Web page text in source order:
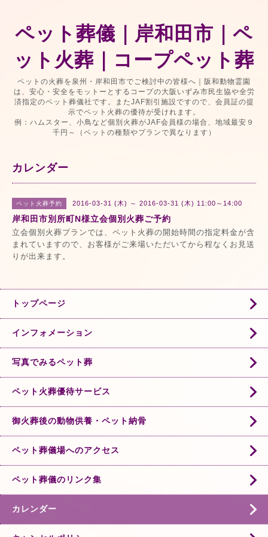
ペット葬儀｜岸和田市｜ペ
ット火葬｜コープペット葬
ペットの火葬を泉州・岸和田市でご検討中の皆様へ｜阪和動物霊園
は、安心・安全をモットーとするコープの大阪いずみ市民生協や全労
済指定のペット葬儀社です。またJAF割引施設ですので、会員証の提
示でペット火葬の優待が受けれます。
例：ハムスター、小鳥など個別火葬がJAF会員様の場合、地域最安９
千円～（ペットの種類やプランで異なります）
カレンダー
ペット火葬予約 2016-03-31 (木) ～ 2016-03-31 (木) 11:00～14:00
岸和田市別所町N様立会個別火葬ご予約
立会個別火葬プランでは、ペット火葬の開始時間の指定料金が含
まれていますので、お客様がご来場いただいてから程なくお見送
りが出来ます。
トップページ
インフォメーション
写真でみるペット葬
ペット火葬優待サービス
御火葬後の動物供養・ペット納骨
ペット葬儀場へのアクセス
ペット葬儀のリンク集
カレンダー